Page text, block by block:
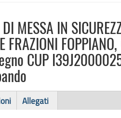
MESSA IN
FRAZIONI
CUP
Allegati